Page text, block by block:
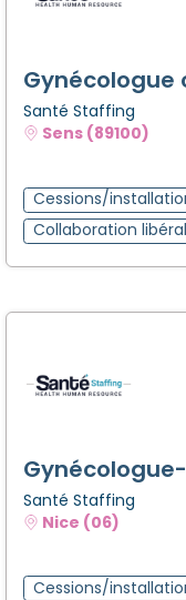
Gynécologue
Santé Staffing
Sens (89100)
Cessions/
Collaboration
Santé Staffing
Nice (06)
Cessions/